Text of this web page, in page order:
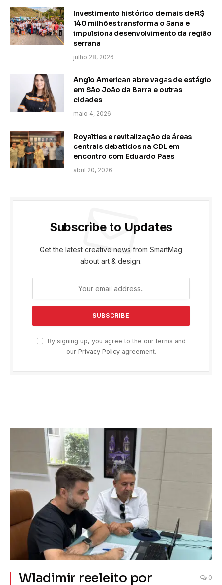
Investimento histórico de mais de R$
140 milhões transforma o Sana e
impulsiona desenvolvimento da região
serrana
julho 28, 2026
Anglo American abre vagas de estágio
em São João da Barra e outras
cidades
maio 4, 2026
Royalties e revitalização de áreas
centrais debatidos na CDL em
encontro com Eduardo Paes
abril 20, 2026
Subscribe to Updates
Get the latest creative news from SmartMag
about art & design.
By signing up, you agree to the our terms and
our Privacy Policyagreement.
Wladimir reeleito por
0